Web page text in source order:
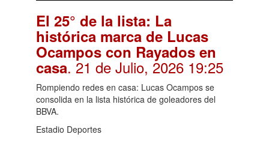
El 25° de la lista: La
histórica marca de Lucas
Ocampos con Rayados en
casa. 21 de Julio, 2026 19:25
Rompiendo redes en casa: Lucas Ocampos se
consolida en la lista histórica de goleadores del
BBVA.
Estadio Deportes